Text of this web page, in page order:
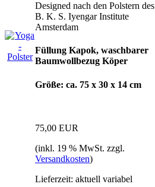
Designed nach den Polstern des
B. K. S. Iyengar Institute
Amsterdam
Füllung Kapok, waschbarer
Baumwollbezug Köper
Größe: ca. 75 x 30 x 14 cm
75,00 EUR
(inkl. 19 % MwSt. zzgl.
Versandkosten)
Lieferzeit: aktuell variabel